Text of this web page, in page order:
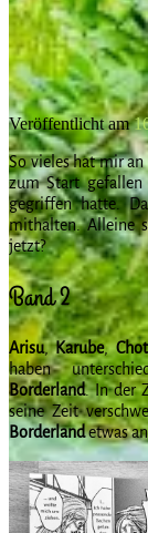
Veröffentlicht am
So vieles hat mir
zum Start
gegriffen hatte.
mithalten. Alleine
jetzt?
Band 2
Arisu,Karube,
haben
Borderland. In der
seine Zeit
Borderlandetwas